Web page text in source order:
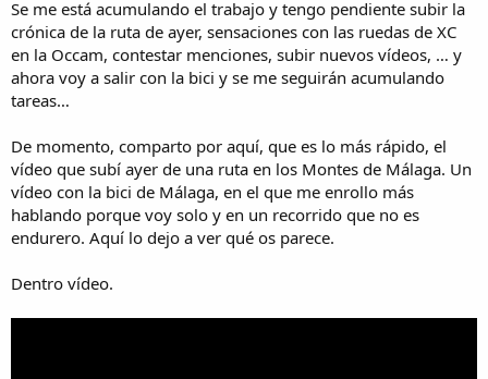
Se me está acumulando el trabajo y tengo pendiente subir la
crónica de la ruta de ayer, sensaciones con las ruedas de XC
en la Occam, contestar menciones, subir nuevos vídeos, … y
ahora voy a salir con la bici y se me seguirán acumulando
tareas…
De momento, comparto por aquí, que es lo más rápido, el
vídeo que subí ayer de una ruta en los Montes de Málaga. Un
vídeo con la bici de Málaga, en el que me enrollo más
hablando porque voy solo y en un recorrido que no es
endurero. Aquí lo dejo a ver qué os parece.
Dentro vídeo.